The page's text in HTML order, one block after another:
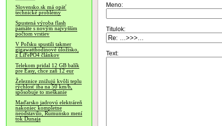
Slovensko.sk má opäť
technické problémy
Spustená výroba flash
pamäte s novým najvyšším
počtom vrstiev
V Poľsku spustili takmer
gigawatthodinové úložisko,
z LiFePO4 článkov
Telekom pridal 12 GB balík
pre Easy, chce zaň 12 eur
Železnice znižujú kvôli teplu
rýchlosť iba na 50 km/h,
spôsobuje to meškanie
Maďarsko jadrovú elektráreň
nakoniec kompletne
neodstavilo, Rumunsko mení
tok Dunaja
Meno:
Titulok:
Text: